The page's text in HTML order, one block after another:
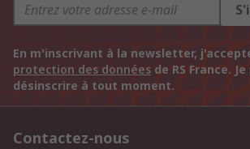
En m'inscrivant à la newsletter,
protection des données de RS France.
désinscrire à tout moment.
Contactez-nous